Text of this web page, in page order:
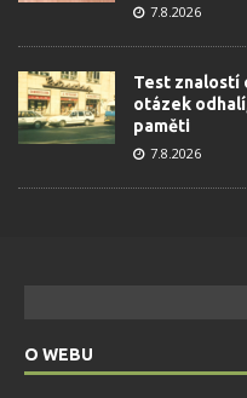
7.8.2026
Test znalostí
otázek
paměti
7.8.2026
O WEBU